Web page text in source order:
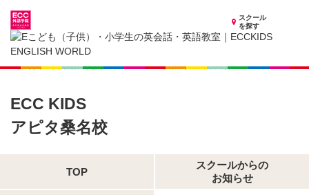
スクール
を探す
三重県の子供英会話・英語教室
子供（小学生）英会話・英語教室 ECCKIDS アピタ桑名校
講師紹介
ECC KIDS
アピタ桑名校
TOP
スクールからの
お知らせ